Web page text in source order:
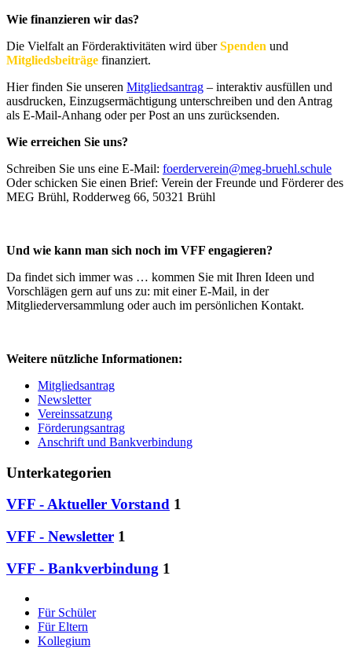
Wie finanzieren wir das?
Die Vielfalt an Förderaktivitäten wird überSpenden und
Mitgliedsbeiträge finanziert.
Hier finden Sie unseren Mitgliedsantrag – interaktiv ausfüllen und
ausdrucken, Einzugsermächtigung unterschreiben und den Antrag
als E-Mail-Anhang oder per Post an uns zurücksenden.
Wie erreichen Sie uns?
Schreiben Sie uns eine E-Mail: foerderverein@meg-bruehl.schule
Oder schicken Sie einen Brief: Verein der Freunde und Förderer des
MEG Brühl, Rodderweg 66, 50321 Brühl
Und wie kann man sich noch im VFF engagieren?
Da findet sich immer was … kommen Sie mit Ihren Ideen und
Vorschlägen gern auf uns zu: mit einer E-Mail, in der
Mitgliederversammlung oder auch im persönlichen Kontakt.
Weitere nützliche Informationen:
Mitgliedsantrag
Newsletter
Vereinssatzung
Förderungsantrag
Anschrift und Bankverbindung
Unterkategorien
VFF - Aktueller Vorstand 1
VFF - Newsletter 1
VFF - Bankverbindung 1
Für Schüler
Für Eltern
Kollegium